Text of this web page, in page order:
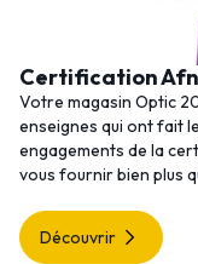
Certification
Votre magasin Optic
enseignes qui ont fait
engagements de la
vous fournir bien plus
Découvrir